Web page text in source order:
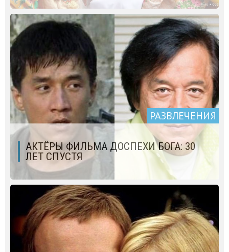
РАЗВЛЕЧЕНИЯ
АКТЁРЫ ФИЛЬМА ДОСПЕХИ БОГА: 30
ЛЕТ СПУСТЯ